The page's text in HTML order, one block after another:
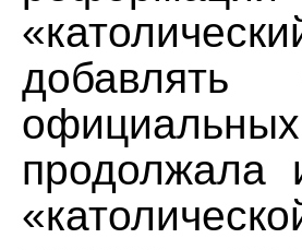
продолжала